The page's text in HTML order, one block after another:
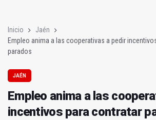
Inicio
Jaén
Empleo anima a las cooperativas a pedir
parados
JAÉN
Empleo anima a las
incentivos para contratar